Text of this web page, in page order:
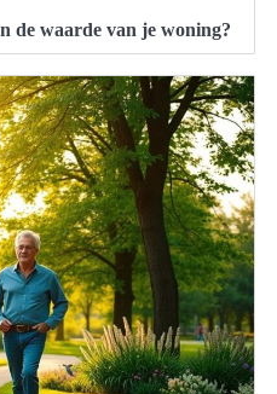
de waarde van je woning?